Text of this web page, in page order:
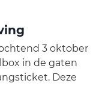
3 oktober
in de gaten
Deze